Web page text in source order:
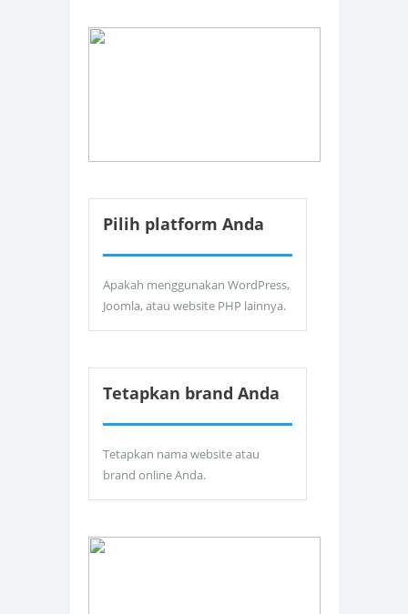
Pilih platform Anda
Apakah menggunakan WordPress,
Joomla, atau website PHP lainnya.
Tetapkan brand Anda
Tetapkan nama website atau
brand online Anda.